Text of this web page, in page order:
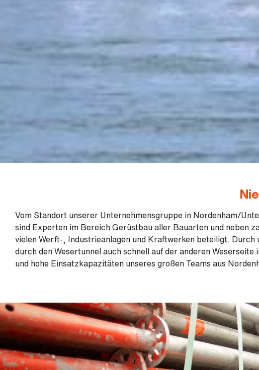
Vom Standort unserer Unternehmensgruppe in Nordenham/
sind Experten im Bereich Gerüstbau aller Bauarten und neben
vielen Werft-, Industrieanlagen und Kraftwerken beteiligt.
durch den Wesertunnel auch schnell auf der anderen
und hohe Einsatzkapazitäten unseres großen Teams aus